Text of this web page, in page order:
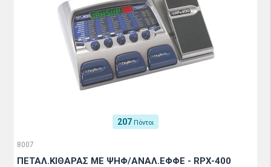
207 Πόντοι
8007
ΠΕΤΑΛ.ΚΙΘΑΡΑΣ ΜΕ ΨΗΦ/ΑΝΑΛ.ΕΦΦΕ - RPX-400